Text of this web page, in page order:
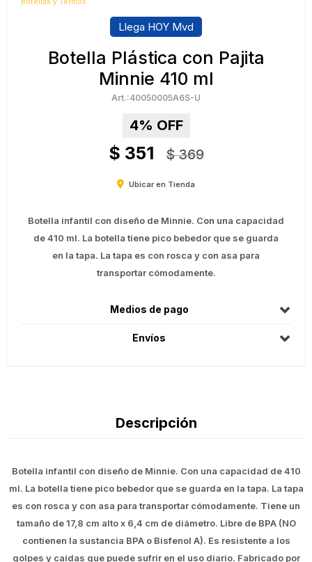
Botellas y Termos
Llega HOY Mvd
Botella Plástica con Pajita
Minnie 410 ml
40050005A6S-U
4
$ 351 $ 369
Ubicar en Tienda
Botella infantil con diseño de Minnie. Con una capacidad
de 410 ml. La botella tiene pico bebedor que se guarda
en la tapa. La tapa es con rosca y con asa para
transportar cómodamente.
Medios de pago
Envíos
Descripción
Botella infantil con diseño de Minnie. Con una capacidad de 410
ml. La botella tiene pico bebedor que se guarda en la tapa. La tapa
es con rosca y con asa para transportar cómodamente. Tiene un
tamaño de 17,8 cm alto x 6,4 cm de diámetro. Libre de BPA (NO
contienen la sustancia BPA o Bisfenol A). Es resistente a los
golpes y caídas que puede sufrir en el uso diario. Fabricado por